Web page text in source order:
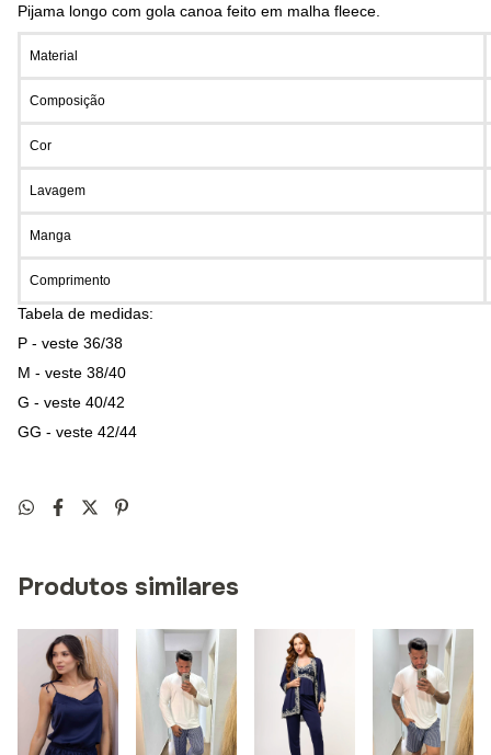
Pijama longo com gola canoa feito em malha fleece.
Material
Composição
Cor
Lavagem
Manga
Comprimento
Tabela de medidas:
P - veste 36/38
M - veste 38/40
G - veste 40/42
GG - veste 42/44
Produtos similares